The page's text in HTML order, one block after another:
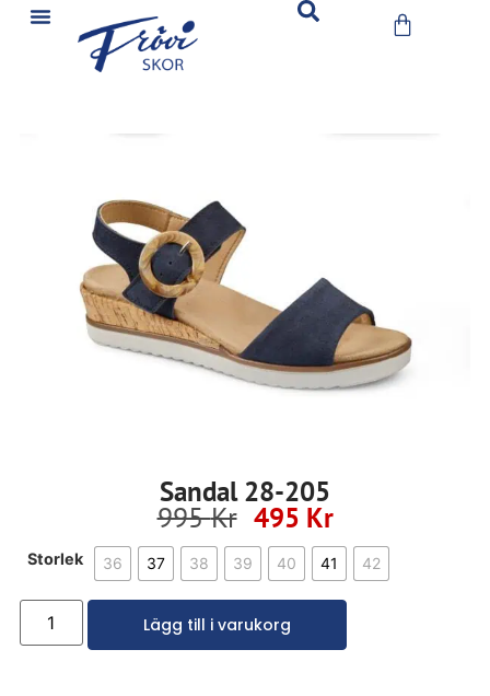
Sandal 28-205
995Kr 495 Kr
Storlek 36 37 38 39 40 41 42
Lägg till i varukorg